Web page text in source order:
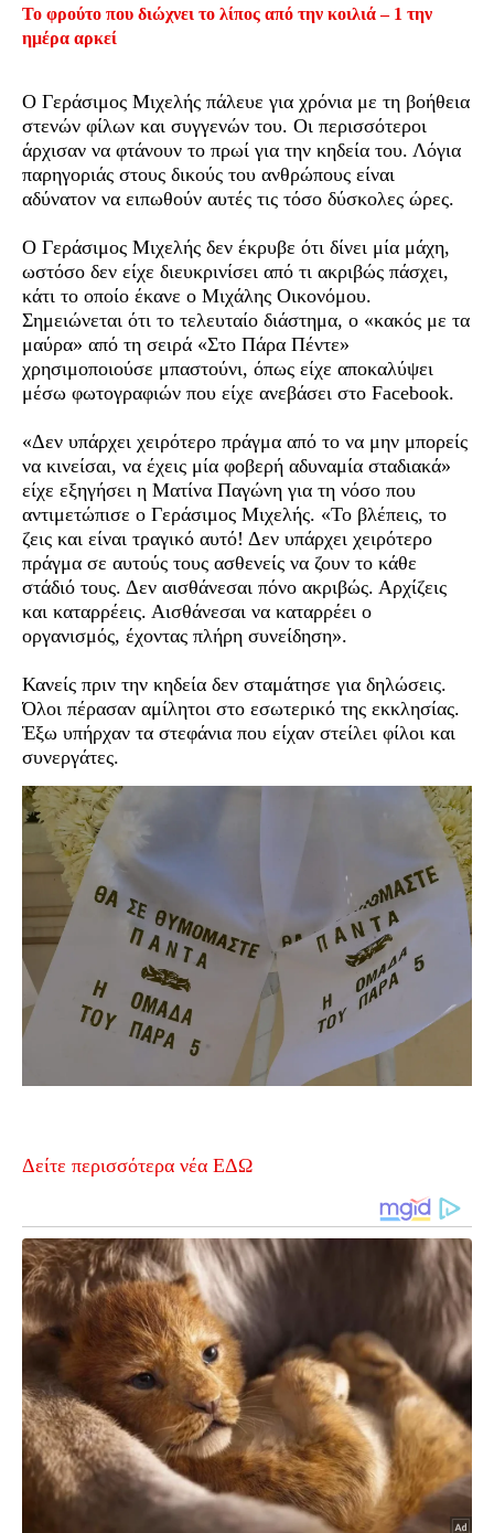
Το φρούτο που διώχνει το λίπος από την κοιλιά – 1 την
ημέρα αρκεί
Ο Γεράσιμος Μιχελής πάλευε για χρόνια με τη βοήθεια
στενών φίλων και συγγενών του. Οι περισσότεροι
άρχισαν να φτάνουν το πρωί για την κηδεία του. Λόγια
παρηγοριάς στους δικούς του ανθρώπους είναι
αδύνατον να ειπωθούν αυτές τις τόσο δύσκολες ώρες.
Ο Γεράσιμος Μιχελής δεν έκρυβε ότι δίνει μία μάχη,
ωστόσο δεν είχε διευκρινίσει από τι ακριβώς πάσχει,
κάτι το οποίο έκανε ο Μιχάλης Οικονόμου.
Σημειώνεται ότι το τελευταίο διάστημα, ο «κακός με τα
μαύρα» από τη σειρά «Στο Πάρα Πέντε»
χρησιμοποιούσε μπαστούνι, όπως είχε αποκαλύψει
μέσω φωτογραφιών που είχε ανεβάσει στο Facebook.
«Δεν υπάρχει χειρότερο πράγμα από το να μην μπορείς
να κινείσαι, να έχεις μία φοβερή αδυναμία σταδιακά»
είχε εξηγήσει η Ματίνα Παγώνη για τη νόσο που
αντιμετώπισε ο Γεράσιμος Μιχελής. «Το βλέπεις, το
ζεις και είναι τραγικό αυτό! Δεν υπάρχει χειρότερο
πράγμα σε αυτούς τους ασθενείς να ζουν το κάθε
στάδιό τους. Δεν αισθάνεσαι πόνο ακριβώς. Αρχίζεις
και καταρρέεις. Αισθάνεσαι να καταρρέει ο
οργανισμός, έχοντας πλήρη συνείδηση».
Κανείς πριν την κηδεία δεν σταμάτησε για δηλώσεις.
Όλοι πέρασαν αμίλητοι στο εσωτερικό της εκκλησίας.
Έξω υπήρχαν τα στεφάνια που είχαν στείλει φίλοι και
συνεργάτες.
Δείτε περισσότερα νέα ΕΔΩ